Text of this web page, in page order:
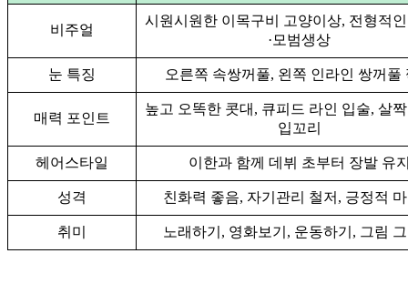
비주얼
시원시원한 이목구비 고양이상, 전형적
·모범생상
눈 특징 오른쪽 속쌍꺼풀, 왼쪽 인라인 쌍꺼풀
매력 포인트
높고 오똑한 콧대, 큐피드 라인 입술, 살
입꼬리
헤어스타일 이한과 함께 데뷔 초부터 장발 유
성격 친화력 좋음, 자기관리 철저, 긍정적
취미 노래하기, 영화보기, 운동하기, 그림